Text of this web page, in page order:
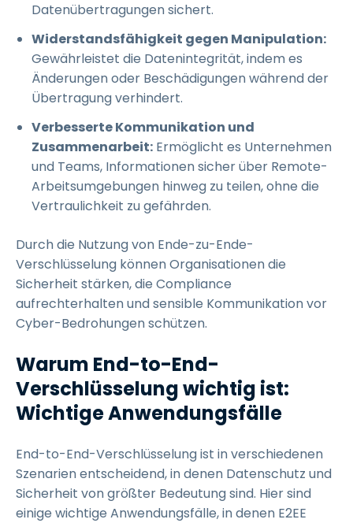
Datenübertragungen sichert.
Widerstandsfähigkeit gegen Manipulation:
Gewährleistet die Datenintegrität, indem es
Änderungen oder Beschädigungen während der
Übertragung verhindert.
Verbesserte Kommunikation und
Zusammenarbeit: Ermöglicht es Unternehmen
und Teams, Informationen sicher über Remote-
Arbeitsumgebungen hinweg zu teilen, ohne die
Vertraulichkeit zu gefährden.
Durch die Nutzung von Ende-zu-Ende-
Verschlüsselung können Organisationen die
Sicherheit stärken, die Compliance
aufrechterhalten und sensible Kommunikation vor
Cyber-Bedrohungen schützen.
Warum End-to-End-
Verschlüsselung wichtig ist:
Wichtige Anwendungsfälle
End-to-End-Verschlüsselung ist in verschiedenen
Szenarien entscheidend, in denen Datenschutz und
Sicherheit von größter Bedeutung sind. Hier sind
einige wichtige Anwendungsfälle, in denen E2EE